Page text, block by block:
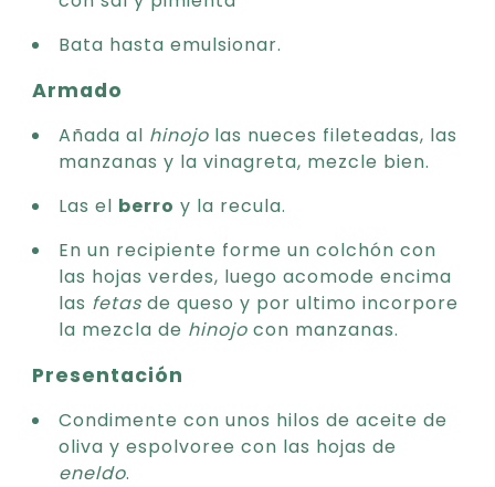
Bata hasta emulsionar.
Armado
Añada al hinojo las nueces fileteadas, las
manzanas y la vinagreta, mezcle bien.
Las el berro y la recula.
En un recipiente forme un colchón con
las hojas verdes, luego acomode encima
las fetas de queso y por ultimo incorpore
la mezcla de hinojo con manzanas.
Presentación
Condimente con unos hilos de aceite de
oliva y espolvoree con las hojas de
eneldo.